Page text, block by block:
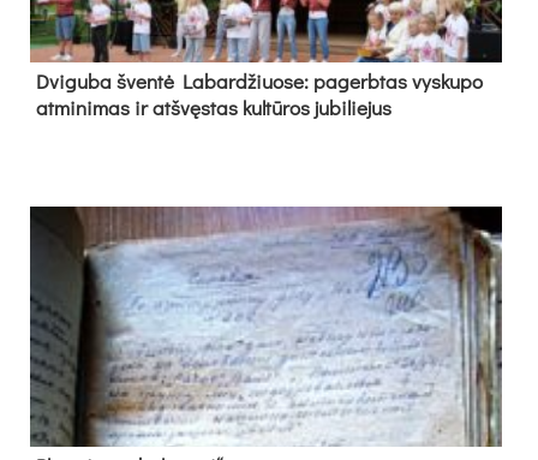
Dvi­gu­ba šven­tė La­bar­džiuo­se: pa­gerb­tas vys­ku­po
at­mi­ni­mas ir at­švęs­tas kul­tū­ros ju­bi­lie­jus